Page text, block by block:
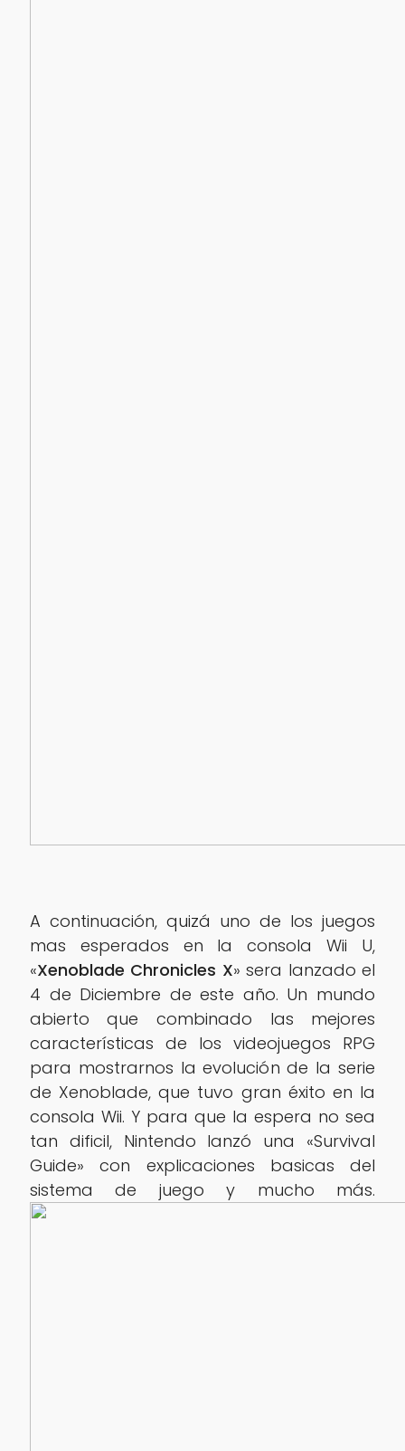
A continuación, quizá uno de los juegos
mas esperados en la consola Wii U,
«Xenoblade Chronicles X» sera lanzado el
4 de Diciembre de este año. Un mundo
abierto que combinado las mejores
características de los videojuegos RPG
para mostrarnos la evolución de la serie
de Xenoblade, que tuvo gran éxito en la
consola Wii. Y para que la espera no sea
tan dificil, Nintendo lanzó una «Survival
Guide» con explicaciones basicas del
sistema de juego y mucho más.